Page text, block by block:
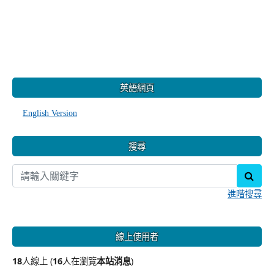
英語網頁
English Version
搜尋
進階搜尋
線上使用者
18人線上 (16人在瀏覽本站消息)